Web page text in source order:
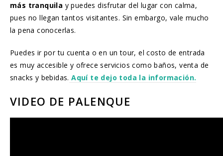
más tranquila y puedes disfrutar del lugar con calma,
pues no llegan tantos visitantes. Sin embargo, vale mucho
la pena conocerlas.
Puedes ir por tu cuenta o en un tour, el costo de entrada
es muy accesible y ofrece servicios como baños, venta de
snacks y bebidas. Aquí te dejo toda la información.
VIDEO DE PALENQUE